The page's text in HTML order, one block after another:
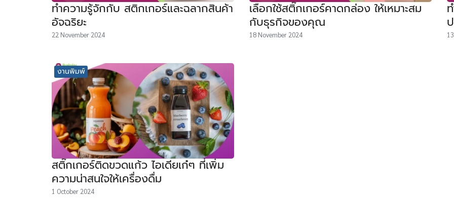
ทำความรู้จักกับ สติกเกอร์และฉลากสินค้า
อัจฉริยะ
22 November 2024
เลือกใช้สติ๊กเกอร์คาดกล่อง ให้เหมาะสม
กับธุรกิจของคุณ
18 November 2024
งานพิมพ์
สติ๊กเกอร์ติดขวดแก้ว ไอเดียเก๋ๆ ที่เพิ่ม
ความน่าสนใจให้เครื่องดื่ม
1 October 2024